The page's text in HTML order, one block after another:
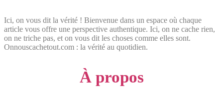
Ici, on vous dit la vérité ! Bienvenue dans un espace où chaque
article vous offre une perspective authentique. Ici, on ne cache rien,
on ne triche pas, et on vous dit les choses comme elles sont.
Onnouscachetout.com : la vérité au quotidien.
À propos